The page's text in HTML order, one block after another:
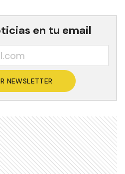
en tu email
NEWSLETTER